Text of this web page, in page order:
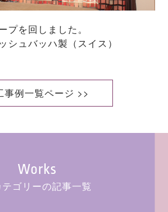
プを回しました。
シュバッハ製（スイス）
事例一覧ページ >>
Works
テゴリーの記事一覧